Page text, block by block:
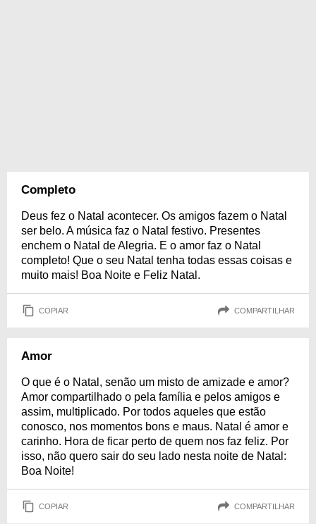
Completo
Deus fez o Natal acontecer. Os amigos fazem o Natal
ser belo. A música faz o Natal festivo. Presentes
enchem o Natal de Alegria. E o amor faz o Natal
completo! Que o seu Natal tenha todas essas coisas e
muito mais! Boa Noite e Feliz Natal.
COPIAR COMPARTILHAR
Amor
O que é o Natal, senão um misto de amizade e amor?
Amor compartilhado o pela família e pelos amigos e
assim, multiplicado. Por todos aqueles que estão
conosco, nos momentos bons e maus. Natal é amor e
carinho. Hora de ficar perto de quem nos faz feliz. Por
isso, não quero sair do seu lado nesta noite de Natal:
Boa Noite!
COPIAR COMPARTILHAR